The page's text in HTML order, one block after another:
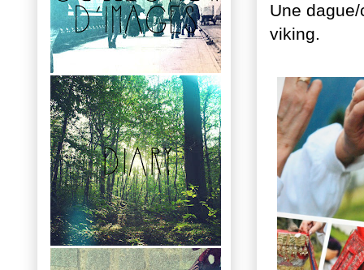
Une
viking.